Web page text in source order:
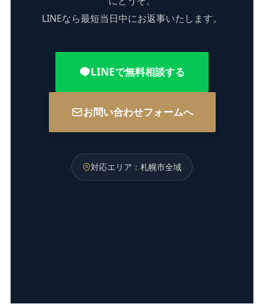
LINEなら最短当日中にお返事いたします。
LINEで無料相談する
お問い合わせフォームへ
対応エリア：札幌市全域